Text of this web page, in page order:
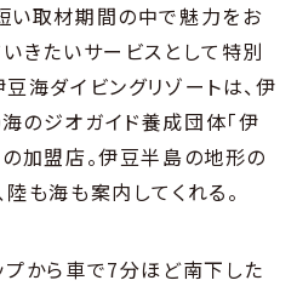
い取材期間の中で魅力をお
きたいサービスとして特別
海ダイビングリゾートは、伊
のジオガイド養成団体「伊
加盟店。伊豆半島の地形の
も海も案内してくれる。
プから車で7分ほど南下した